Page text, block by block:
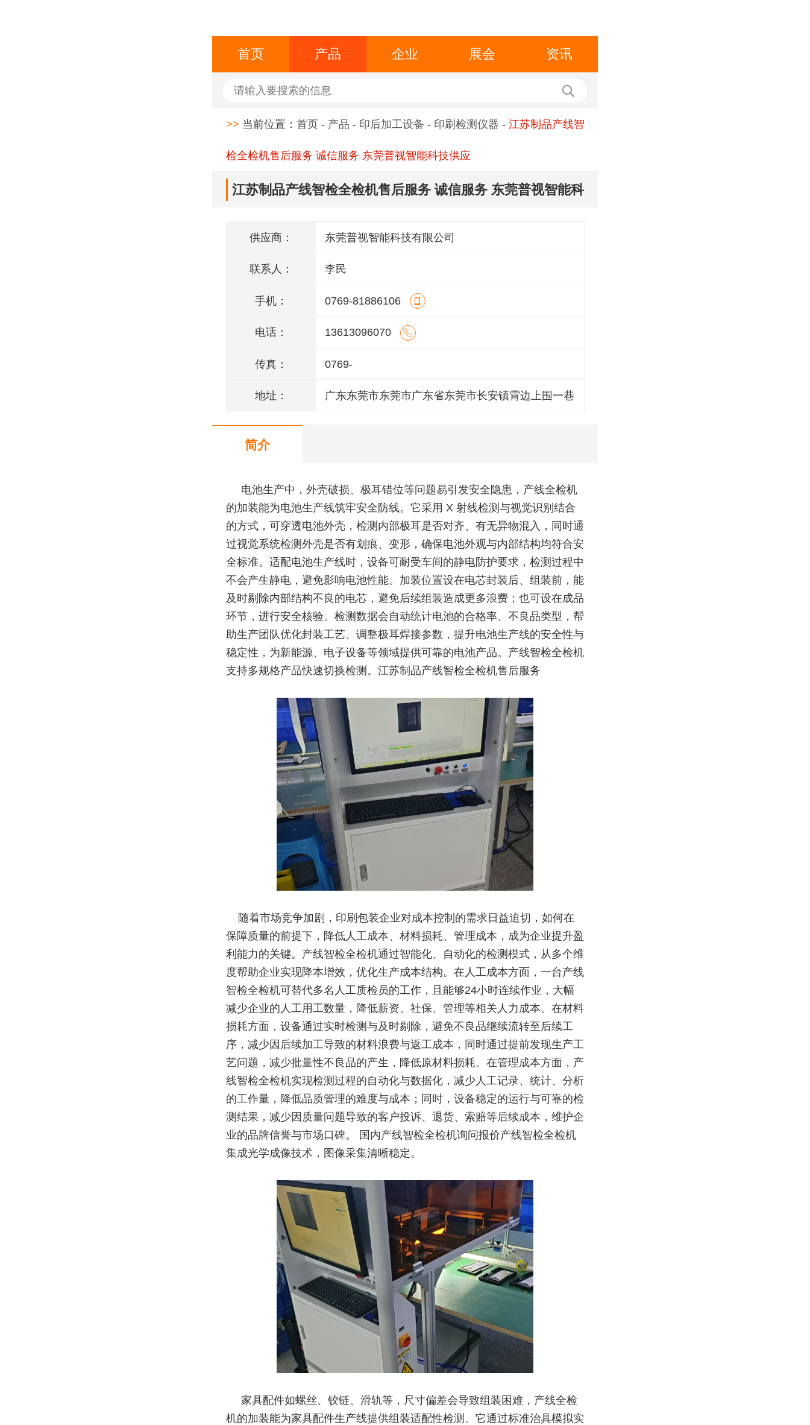
首页 产品 企业 展会 资讯
>> 当前位置： 首页 - 产品 - 印后加工设备 - 印刷检测仪器 - 江苏制品产线智
检全检机售后服务 诚信服务 东莞普视智能科技供应
江苏制品产线智检全检机售后服务 诚信服务 东莞普视智能科
供应商： 东莞普视智能科技有限公司
联系人： 李民
手机： 0769-81886106
电话： 13613096070
传真： 0769-
地址： 广东东莞市东莞市广东省东莞市长安镇霄边上围一巷
简介
电池生产中，外壳破损、极耳错位等问题易引发安全隐患，产线全检机
的加装能为电池生产线筑牢安全防线。它采用 X 射线检测与视觉识别结合
的方式，可穿透电池外壳，检测内部极耳是否对齐、有无异物混入，同时通
过视觉系统检测外壳是否有划痕、变形，确保电池外观与内部结构均符合安
全标准。适配电池生产线时，设备可耐受车间的静电防护要求，检测过程中
不会产生静电，避免影响电池性能。加装位置设在电芯封装后、组装前，能
及时剔除内部结构不良的电芯，避免后续组装造成更多浪费；也可设在成品
环节，进行安全核验。检测数据会自动统计电池的合格率、不良品类型，帮
助生产团队优化封装工艺、调整极耳焊接参数，提升电池生产线的安全性与
稳定性，为新能源、电子设备等领域提供可靠的电池产品。产线智检全检机
支持多规格产品快速切换检测。江苏制品产线智检全检机售后服务
随着市场竞争加剧，印刷包装企业对成本控制的需求日益迫切，如何在
保障质量的前提下，降低人工成本、材料损耗、管理成本，成为企业提升盈
利能力的关键。产线智检全检机通过智能化、自动化的检测模式，从多个维
度帮助企业实现降本增效，优化生产成本结构。在人工成本方面，一台产线
智检全检机可替代多名人工质检员的工作，且能够24小时连续作业，大幅
减少企业的人工用工数量，降低薪资、社保、管理等相关人力成本。在材料
损耗方面，设备通过实时检测与及时剔除，避免不良品继续流转至后续工
序，减少因后续加工导致的材料浪费与返工成本，同时通过提前发现生产工
艺问题，减少批量性不良品的产生，降低原材料损耗。在管理成本方面，产
线智检全检机实现检测过程的自动化与数据化，减少人工记录、统计、分析
的工作量，降低品质管理的难度与成本；同时，设备稳定的运行与可靠的检
测结果，减少因质量问题导致的客户投诉、退货、索赔等后续成本，维护企
业的品牌信誉与市场口碑。 国内产线智检全检机询问报价产线智检全检机
集成光学成像技术，图像采集清晰稳定。
家具配件如螺丝、铰链、滑轨等，尺寸偏差会导致组装困难，产线全检
机的加装能为家具配件生产线提供组装适配性检测。它通过标准治具模拟实